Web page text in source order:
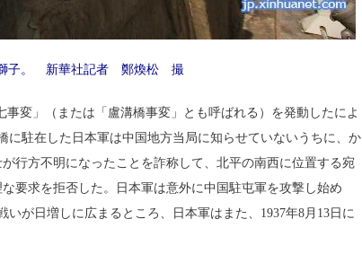
獅子。 新華社記者 鄭煥松 撮
変」（または「盧溝橋事変」とも呼ばれる）を発動したによ
駐在した日本軍は中国地方当局に知らせていないうちに、か
行方不明になったことを詐称して、北平の南西に位置する宛
要求を拒否した。日本軍は意外に中国駐屯軍を攻撃し始め
が日増しに広まるところ、日本軍はまた、1937年8月13日に